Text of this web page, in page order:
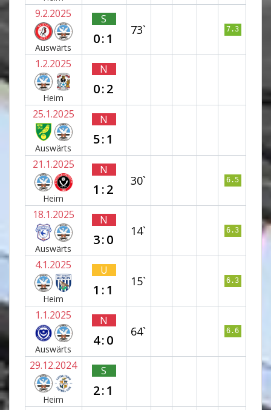
9.2.2025
Auswärts
S
0:1
73` 7.3
1.2.2025
Heim
N
0:2
25.1.2025
Auswärts
N
5:1
21.1.2025
Heim
N
1:2
30` 6.5
18.1.2025
Auswärts
N
3:0
14` 6.3
4.1.2025
Heim
U
1:1
15` 6.3
1.1.2025
Auswärts
N
4:0
64` 6.6
29.12.2024
Heim
S
2:1